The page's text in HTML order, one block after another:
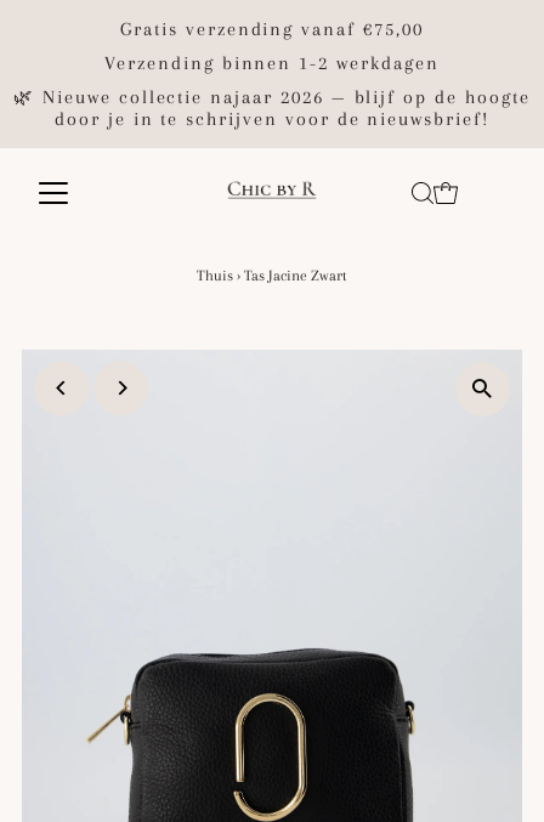
Gratis verzending vanaf €75,00
Verzending binnen 1-2 werkdagen
🌿 Nieuwe collectie najaar 2026 — blijf op de hoogte
door je in te schrijven voor de nieuwsbrief!
Thuis › Tas Jacine Zwart